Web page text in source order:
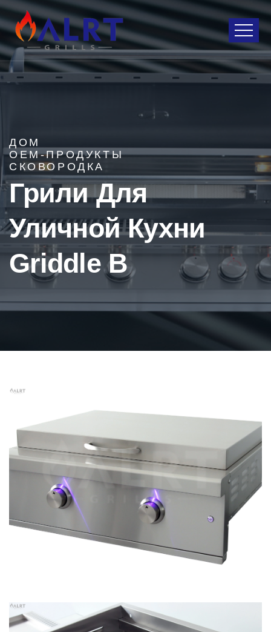
ДОМ
OEM-ПРОДУКТЫ
СКОВОРОДКА
Грили Для
Уличной Кухни
Griddle B